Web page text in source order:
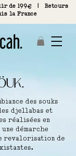
de 199€ | Retours
la France
des souks
djellabas et
réalisées en
démarche
revalorisation de